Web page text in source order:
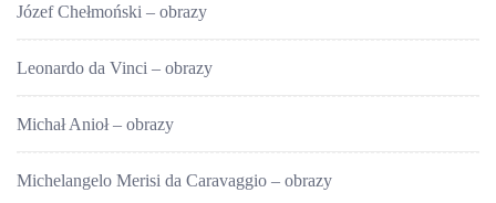
Józef Chełmoński – obrazy
Leonardo da Vinci – obrazy
Michał Anioł – obrazy
Michelangelo Merisi da Caravaggio – obrazy